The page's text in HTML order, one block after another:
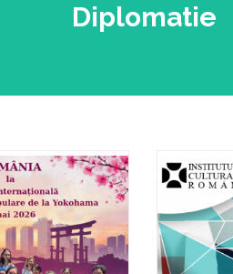
Diplomatie